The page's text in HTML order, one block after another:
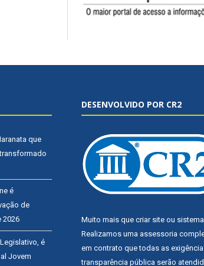
que
é
de
2026
é
Jovem
DESENVOLVIDO POR CR2
Muito mais que criar site ou
Realizamos uma assessoria
em contrato que todas as
transparência pública serão